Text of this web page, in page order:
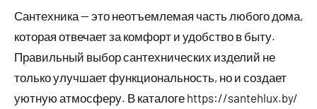
Сантехника — это неотъемлемая часть любого дома,
которая отвечает за комфорт и удобство в быту.
Правильный выбор сантехнических изделий не
только улучшает функциональность, но и создает
уютную атмосферу. В каталоге https://santehlux.by/